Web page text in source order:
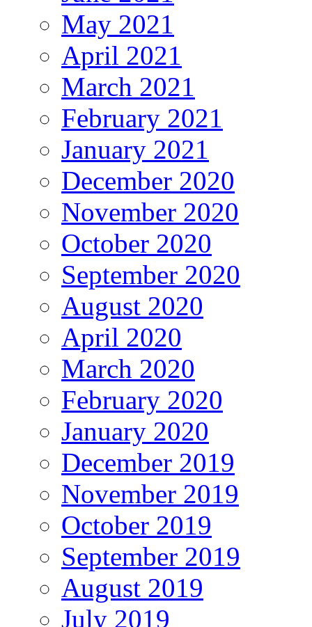
May 2021
April 2021
March 2021
February 2021
January 2021
December 2020
November 2020
October 2020
September 2020
August 2020
April 2020
March 2020
February 2020
January 2020
December 2019
November 2019
October 2019
September 2019
August 2019
July 2019